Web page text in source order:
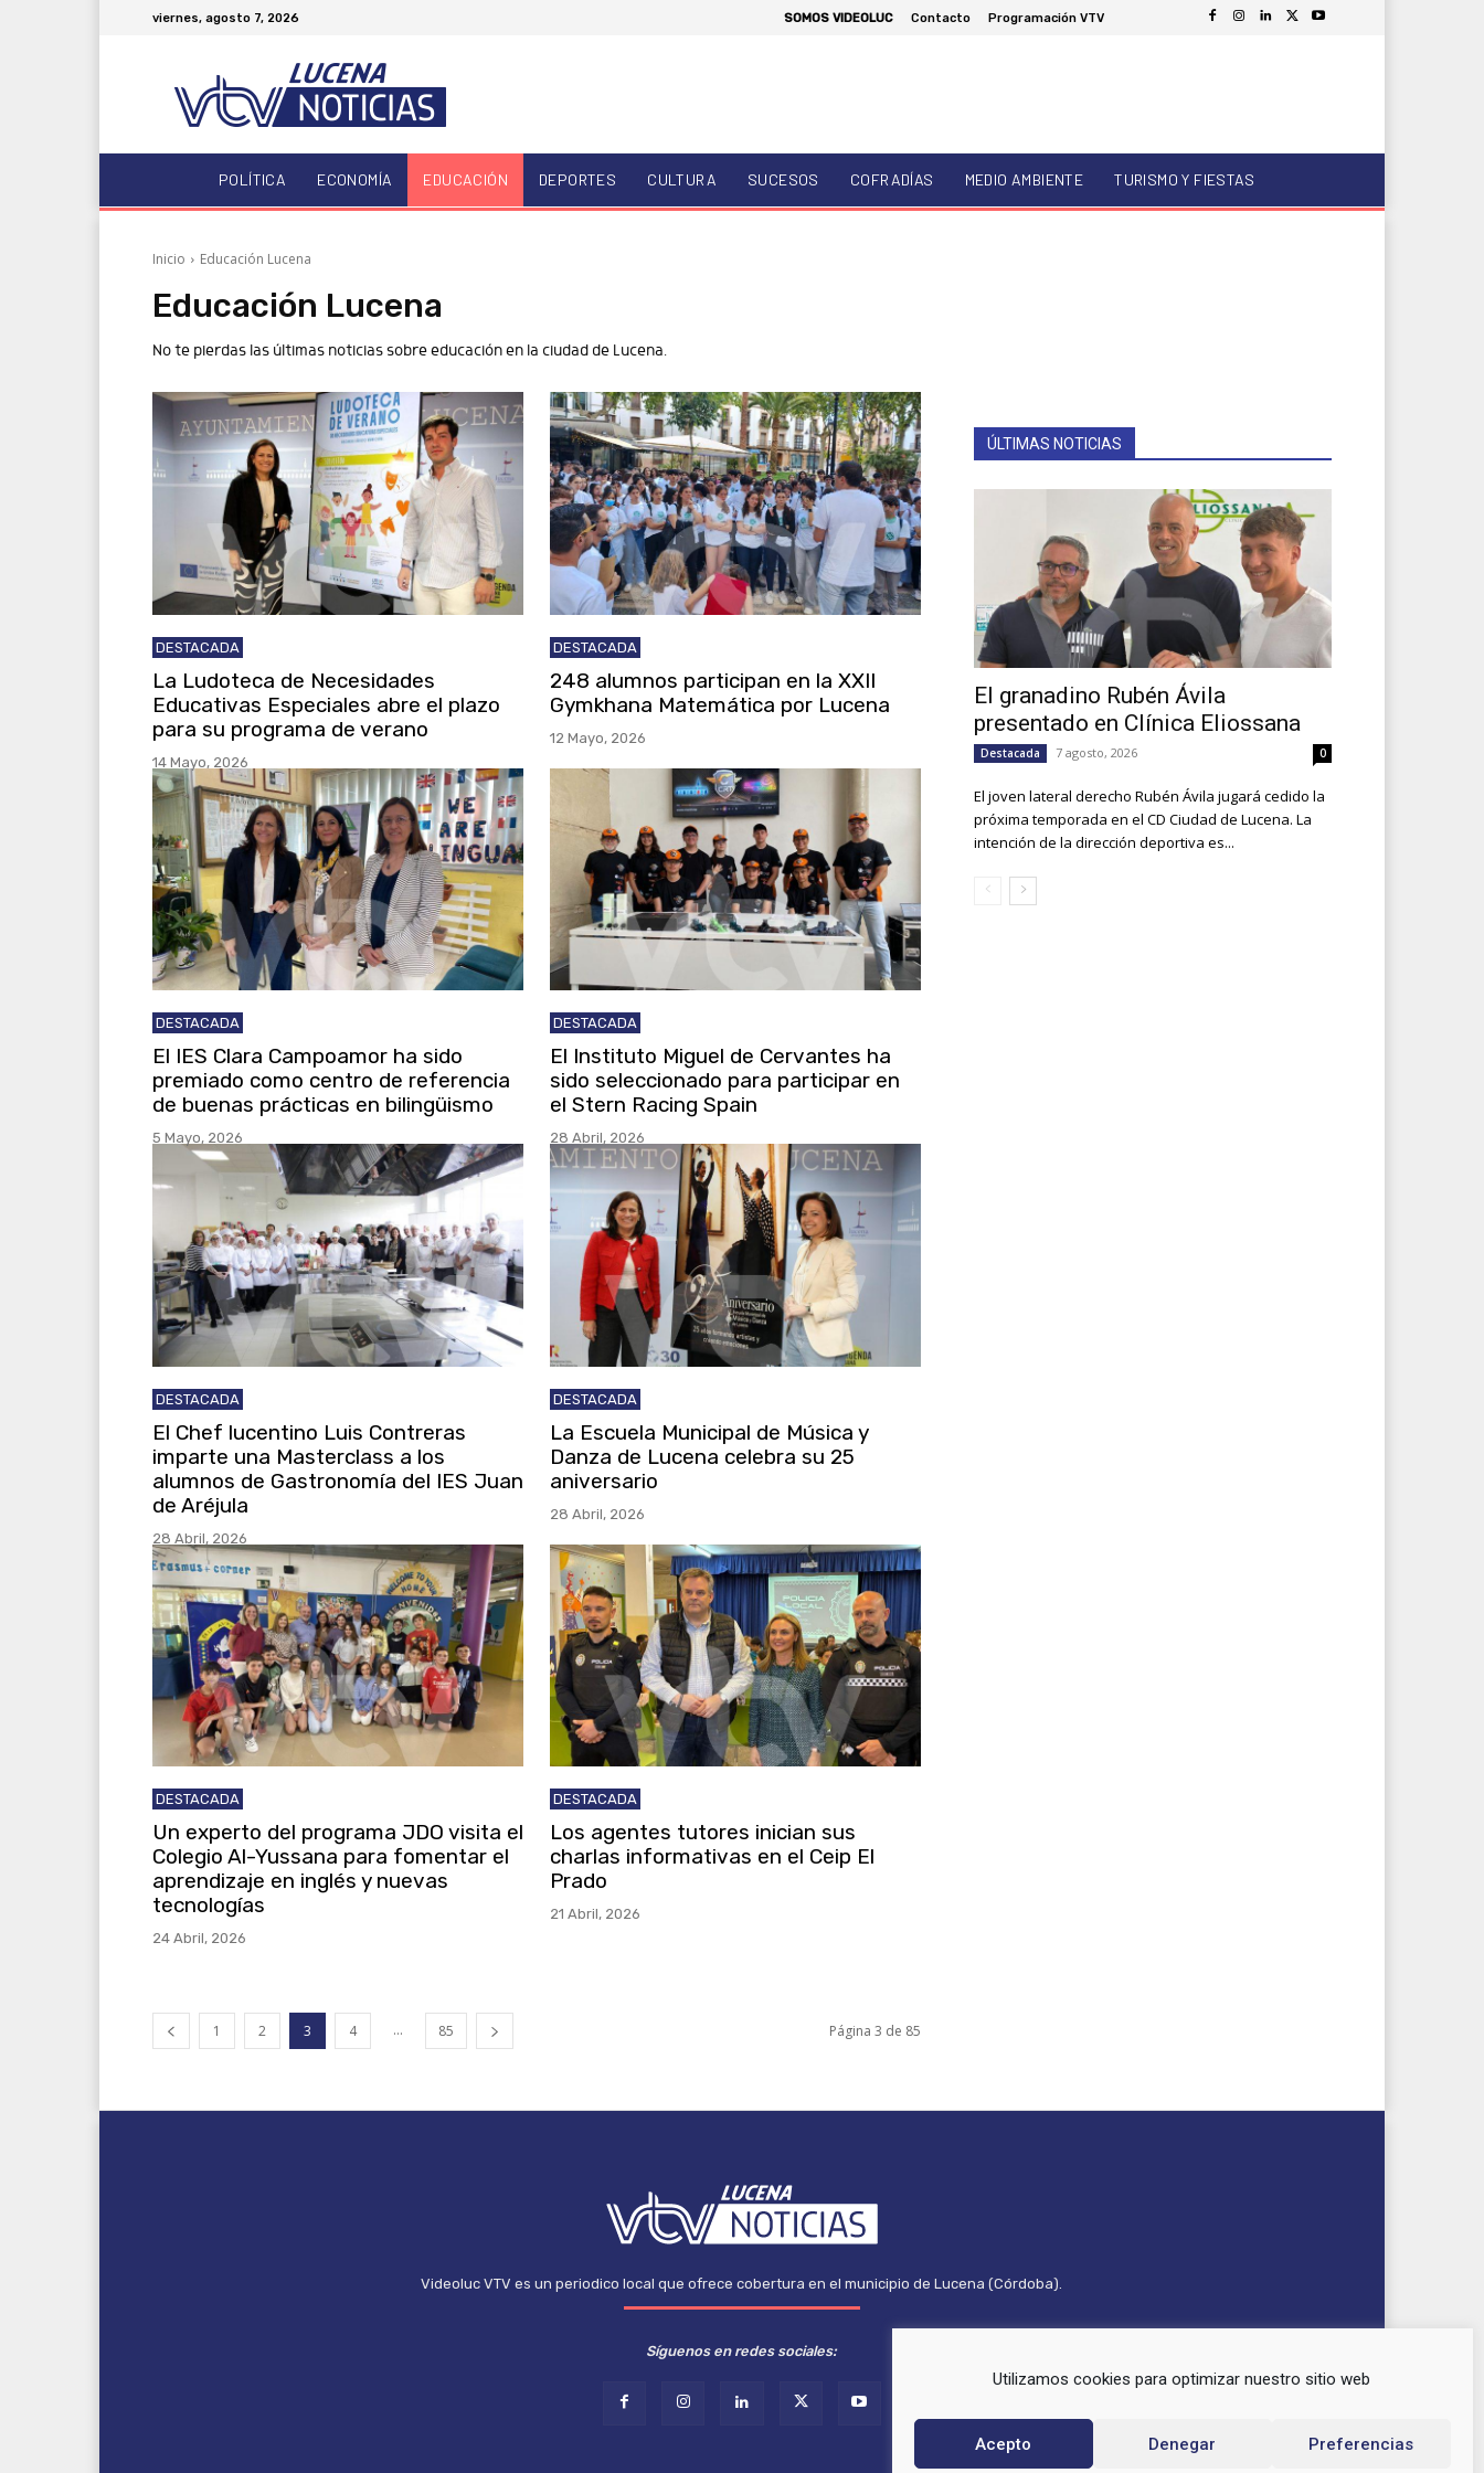
Utilizamos cookies para optimizar nuestro sitio web
Acepto Denegar Preferencias
viernes, agosto 7, 2026 SOMOS VIDEOLUC Contacto Programación VTV
POLÍTICA ECONOMÍA EDUCACIÓN DEPORTES CULTURA SUCESOS COFRADÍAS MEDIO AMBIENTE TURISMO Y FIESTAS
Inicio Educación Lucena
Educación Lucena
No te pierdas las últimas noticias sobre educación en la ciudad de Lucena.
DESTACADA
La Ludoteca de Necesidades
Educativas Especiales abre el plazo
para su programa de verano
14 Mayo, 2026
DESTACADA
248 alumnos participan en la XXII
Gymkhana Matemática por Lucena
12 Mayo, 2026
DESTACADA
El IES Clara Campoamor ha sido
premiado como centro de referencia
de buenas prácticas en bilingüismo
5 Mayo, 2026
DESTACADA
El Instituto Miguel de Cervantes ha
sido seleccionado para participar en
el Stern Racing Spain
28 Abril, 2026
DESTACADA
El Chef lucentino Luis Contreras
imparte una Masterclass a los
alumnos de Gastronomía del IES Juan
de Aréjula
28 Abril, 2026
DESTACADA
La Escuela Municipal de Música y
Danza de Lucena celebra su 25
aniversario
28 Abril, 2026
DESTACADA
Un experto del programa JDO visita el
Colegio Al-Yussana para fomentar el
aprendizaje en inglés y nuevas
tecnologías
24 Abril, 2026
DESTACADA
Los agentes tutores inician sus
charlas informativas en el Ceip El
Prado
21 Abril, 2026
1 2 3 4 ... 85 Página 3 de 85
ÚLTIMAS NOTICIAS
El granadino Rubén Ávila
presentado en Clínica Eliossana
Destacada 7 agosto, 2026 0
El joven lateral derecho Rubén Ávila jugará cedido la
próxima temporada en el CD Ciudad de Lucena. La
intención de la dirección deportiva es...
Videoluc VTV es un periodico local que ofrece cobertura en el municipio de Lucena (Córdoba).
Síguenos en redes sociales: